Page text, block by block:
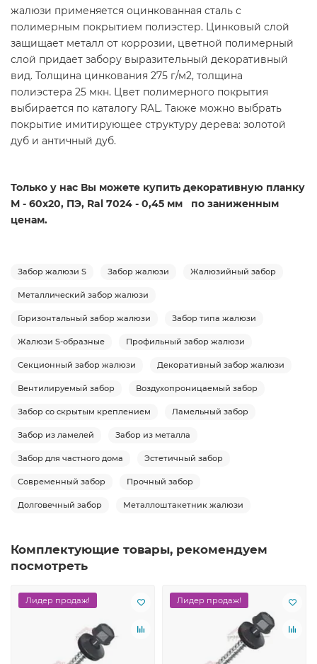
жалюзи применяется оцинкованная сталь с
полимерным покрытием полиэстер. Цинковый слой
защищает металл от коррозии, цветной полимерный
слой придает забору выразительный декоративный
вид. Толщина цинкования 275 г/м2, толщина
полиэстера 25 мкн. Цвет полимерного покрытия
выбирается по каталогу RAL. Также можно выбрать
покрытие имитирующее структуру дерева: золотой
дуб и античный дуб.
Только у нас Вы можете купить декоративную планку
М - 60х20, ПЭ, Ral 7024 - 0,45 мм по заниженным
ценам.
Забор жалюзи S Забор жалюзи Жалюзийный забор
Металлический забор жалюзи
Горизонтальный забор жалюзи Забор типа жалюзи
Жалюзи S-образные Профильный забор жалюзи
Секционный забор жалюзи Декоративный забор жалюзи
Вентилируемый забор Воздухопроницаемый забор
Забор со скрытым креплением Ламельный забор
Забор из ламелей Забор из металла
Забор для частного дома Эстетичный забор
Современный забор Прочный забор
Долговечный забор Металлоштакетник жалюзи
Комплектующие товары, рекомендуем
посмотреть
Лидер продаж! Лидер продаж!